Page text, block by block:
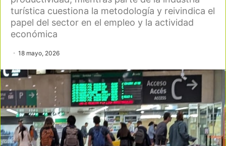
turística cuestiona la metodología y reivindica el
papel del sector en el empleo y la actividad
económica
18 mayo, 2026